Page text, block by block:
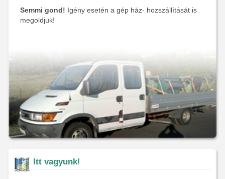
Semmi gond! Igény esetén a gép ház- hozszállítását is
megoldjuk!
Itt vagyunk!